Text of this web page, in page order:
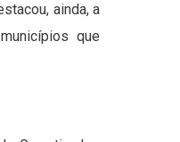
ainda, a
que